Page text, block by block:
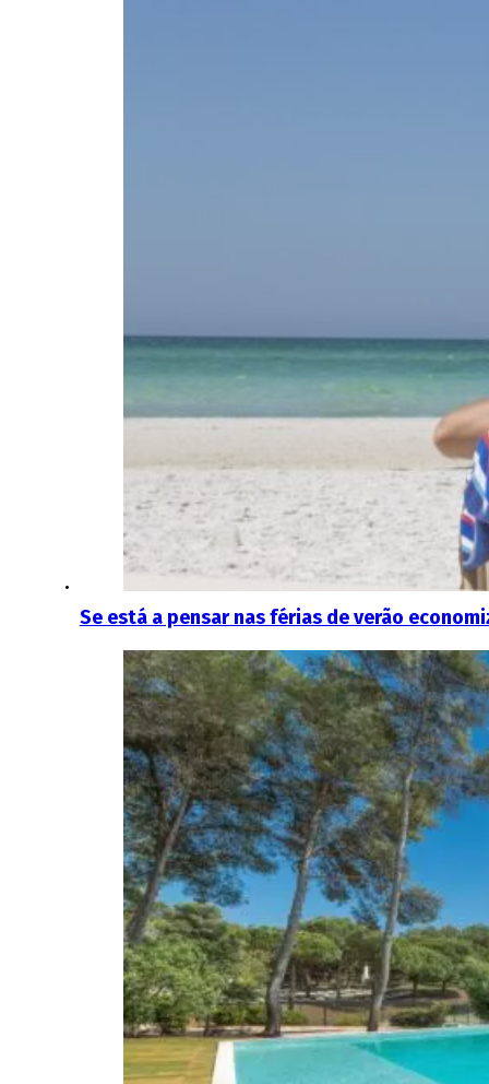
Se está a pensar nas férias de verão